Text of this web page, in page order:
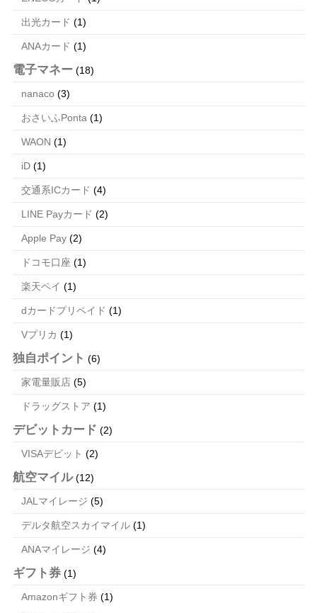
出光カード (1)
ANAカード (1)
電子マネー (18)
nanaco (3)
おさいふPonta (1)
WAON (1)
iD(1)
交通系ICカード (4)
LINE Payカード (2)
Apple Pay(2)
ドコモ口座 (1)
楽天ペイ (1)
dカードプリペイド (1)
Vプリカ (1)
独自ポイント (6)
家電量販店(5)
ドラッグストア (1)
デビットカード (2)
VISAデビット (2)
航空マイル(12)
JALマイレージ (5)
デルタ航空スカイマイル(1)
ANAマイレージ (4)
ギフト券(1)
Amazonギフト券 (1)